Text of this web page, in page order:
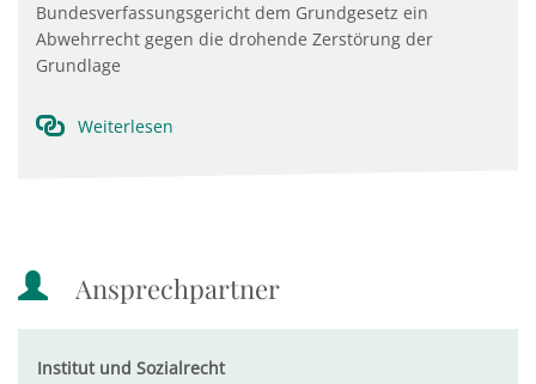
Bundesverfassungsgericht dem Grundgesetz ein
Abwehrrecht gegen die drohende Zerstörung der
Grundlage
Weiterlesen
Ansprechpartner
Institut und Sozialrecht